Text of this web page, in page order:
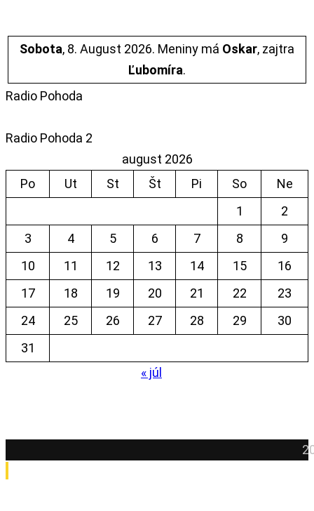
Sobota, 8. August 2026. Meniny má Oskar, zajtra
Ľubomíra.
Radio Pohoda
Radio Pohoda 2
august 2026
Po
Ut St Št Pi So
Ne
1
2
3
4 5 6 7 8
9
10
11 12 13 14 15
16
17
18 19 20 21 22
23
24
25 26 27 28 29
30
31
« júl